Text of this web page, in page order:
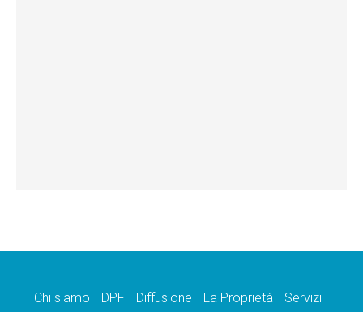
Chi siamo DPF Diffusione La Proprietà Servizi